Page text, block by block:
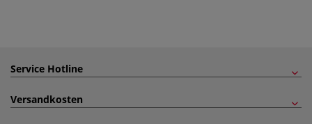
Service Hotline
Versandkosten